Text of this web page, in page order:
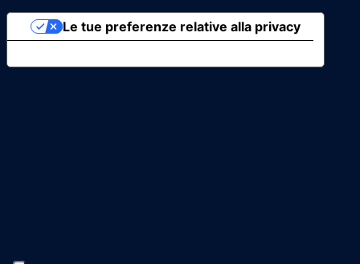
Le tue preferenze relative alla privacy